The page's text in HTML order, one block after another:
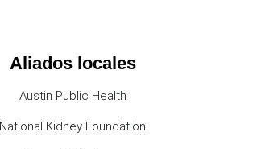
Aliados locales
Austin Public Health
National Kidney Foundation